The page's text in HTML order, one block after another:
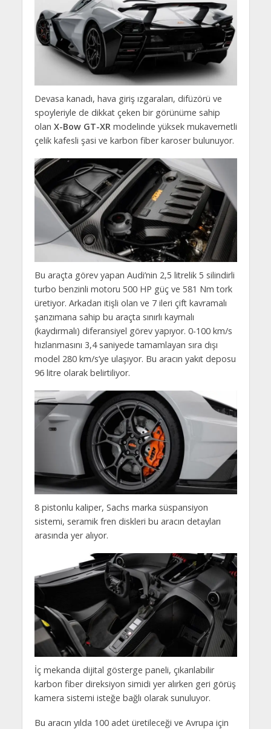
Devasa kanadı, hava giriş ızgaraları, difüzörü ve
spoyleriyle de dikkat çeken bir görünüme sahip
olan X-Bow GT-XRmodelinde yüksek mukavemetli
çelik kafesli şasi ve karbon fiber karoser bulunuyor.
Bu araçta görev yapan Audi’nin 2,5 litrelik 5 silindirli
turbo benzinli motoru 500 HP güç ve 581 Nm tork
üretiyor. Arkadan itişli olan ve 7 ileri çift kavramalı
şanzımana sahip bu araçta sınırlı kaymalı
(kaydırmalı) diferansiyel görev yapıyor. 0-100 km/s
hızlanmasını 3,4 saniyede tamamlayan sıra dışı
model 280 km/s’ye ulaşıyor. Bu aracın yakıt deposu
96 litre olarak belirtiliyor.
8 pistonlu kaliper, Sachs marka süspansiyon
sistemi, seramik fren diskleri bu aracın detayları
arasında yer alıyor.
İç mekanda dijital gösterge paneli, çıkarılabilir
karbon fiber direksiyon simidi yer alırken geri görüş
kamera sistemi isteğe bağlı olarak sunuluyor.
Bu aracın yılda 100 adet üretileceği ve Avrupa için